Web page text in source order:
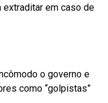
em caso de
o governo e
como “golpistas”